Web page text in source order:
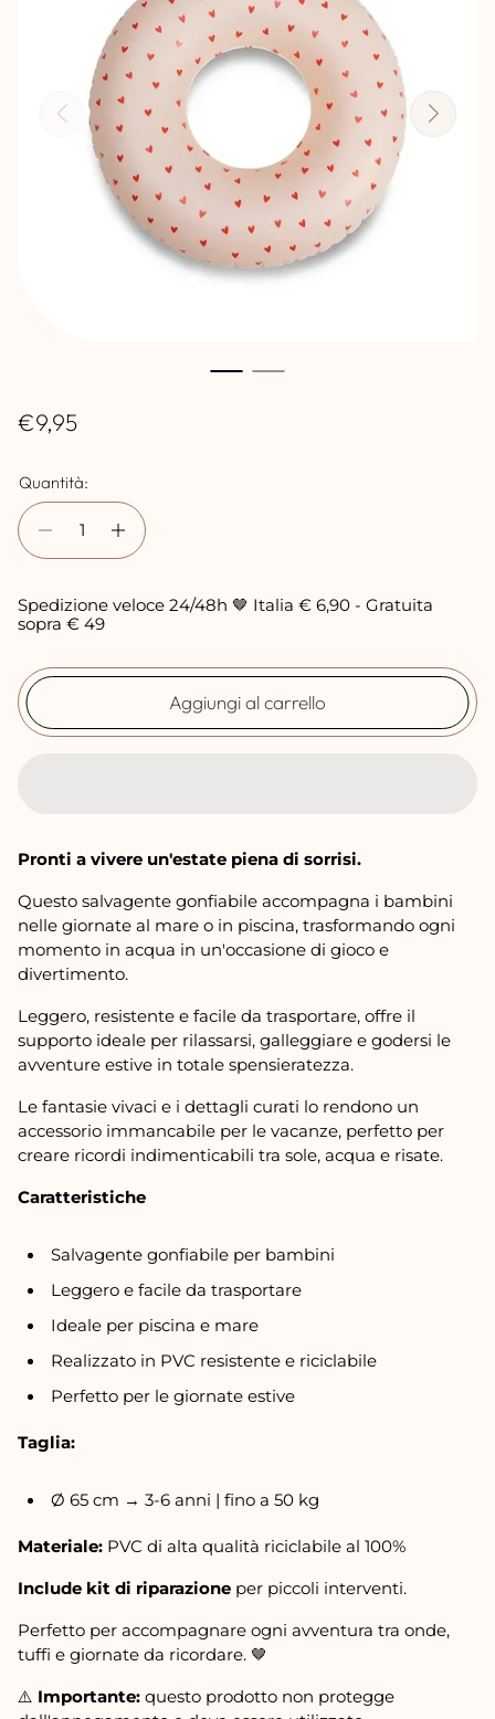
P
e
z
z
o
n
r
m
€9,95
Quantità:
Spedizione veloce 24/48h 🤎 Italia € 6,90 - Gratuita
sopra € 49
Aggiungi al carrello
Pronti a vivere un'estate piena di sorrisi.
Questo salvagente gonfiabile accompagna i bambini
nelle giornate al mare o in piscina, trasformando ogni
momento in acqua in un'occasione di gioco e
divertimento.
Leggero, resistente e facile da trasportare, offre il
supporto ideale per rilassarsi, galleggiare e godersi le
avventure estive in totale spensieratezza.
Le fantasie vivaci e i dettagli curati lo rendono un
accessorio immancabile per le vacanze, perfetto per
creare ricordi indimenticabili tra sole, acqua e risate.
Caratteristiche
Salvagente gonfiabile per bambini
Leggero e facile da trasportare
Ideale per piscina e mare
Realizzato in PVC resistente e riciclabile
Perfetto per le giornate estive
Taglia:
Ø 65 cm → 3-6 anni | fino a 50 kg
Materiale: PVC di alta qualità riciclabile al 100%
Include kit di riparazione per piccoli interventi.
Perfetto per accompagnare ogni avventura tra onde,
tuffi e giornate da ricordare. 🤎
⚠️ Importante: questo prodotto non protegge